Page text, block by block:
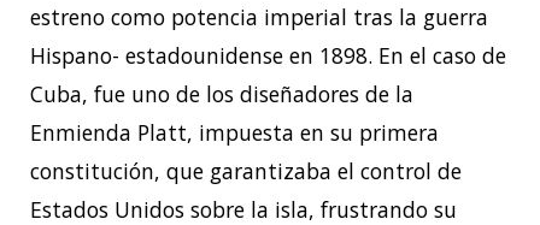
estreno como potencia imperial tras la guerra
Hispano- estadounidense en 1898. En el caso de
Cuba, fue uno de los diseñadores de la
Enmienda Platt, impuesta en su primera
constitución, que garantizaba el control de
Estados Unidos sobre la isla, frustrando su